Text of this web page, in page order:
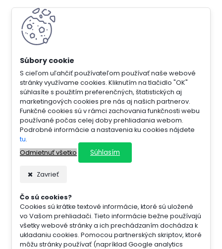
S cieľom uľahčiť používateľom používať naše webové
stránky využívame cookies. Kliknutím na tlačidlo "OK"
súhlasíte s použitím preferenčných, štatistických aj
marketingových cookies pre nás aj našich partnerov.
Funkčné cookies sú v rámci zachovania funkčnosti webu
používané počas celej doby prehliadania webom.
Podrobné informácie a nastavenia ku cookies nájdete
tu.
Odmietnuť všetko
Súhlasím
Zavrieť
Čo sú cookies?
Cookies sú krátke textové informácie, ktoré sú uložené
vo Vašom prehliadači. Tieto informácie bežne používajú
všetky webové stránky a ich prechádzaním dochádza k
ukladaniu cookies. Pomocou partnerských skriptov, ktoré
môžu stránky používať (napríklad Google analytics